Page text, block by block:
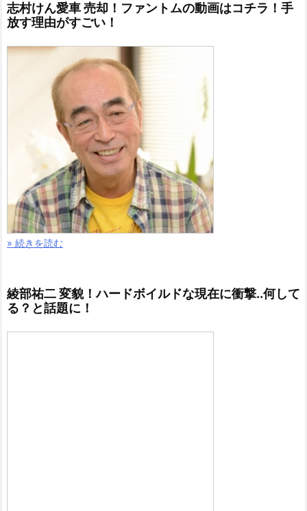
志村けん愛車 売却！ファントムの動画はコチラ！手
放す理由がすごい！
» 続きを読む
綾部祐二 変貌！ハードボイルドな現在に衝撃..何して
る？と話題に！